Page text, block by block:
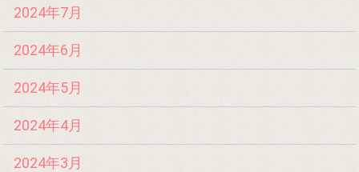
2024年7月
2024年6月
2024年5月
2024年4月
2024年3月